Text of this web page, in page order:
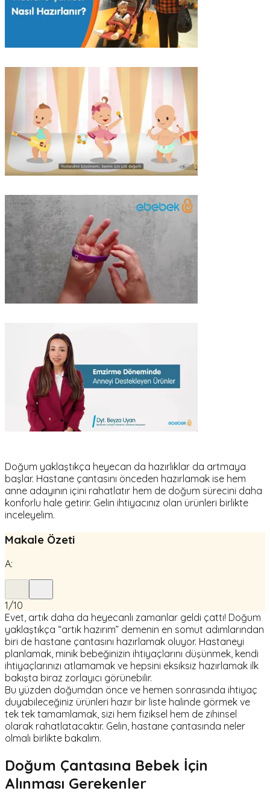
Doğum yaklaştıkça heyecan da hazırlıklar da artmaya
başlar. Hastane çantasını önceden hazırlamak ise hem
anne adayının içini rahatlatır hem de doğum sürecini daha
konforlu hale getirir. Gelin ihtiyacınız olan ürünleri birlikte
inceleyelim.
Makale Özeti
A:
1/10
Evet, artık daha da heyecanlı zamanlar geldi çattı! Doğum
yaklaştıkça “artık hazırım” demenin en somut adımlarından
biri de hastane çantasını hazırlamak oluyor. Hastaneyi
planlamak, minik bebeğinizin ihtiyaçlarını düşünmek, kendi
ihtiyaçlarınızı atlamamak ve hepsini eksiksiz hazırlamak ilk
bakışta biraz zorlayıcı görünebilir.
Bu yüzden doğumdan önce ve hemen sonrasında ihtiyaç
duyabileceğiniz ürünleri hazır bir liste halinde görmek ve
tek tek tamamlamak, sizi hem fiziksel hem de zihinsel
olarak rahatlatacaktır. Gelin, hastane çantasında neler
olmalı birlikte bakalım.
Doğum Çantasına Bebek İçin
Alınması Gerekenler